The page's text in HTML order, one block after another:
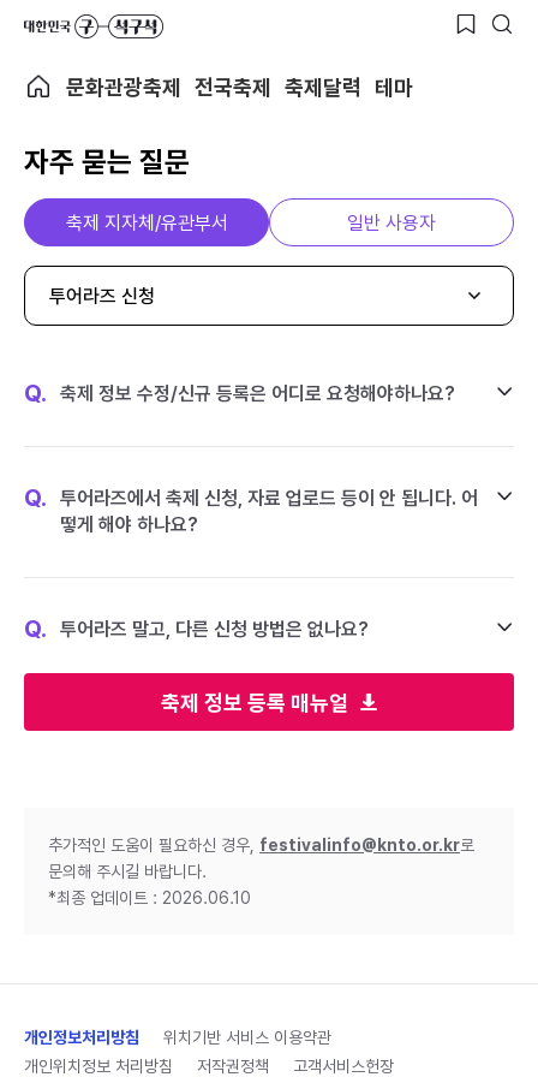
문화관광축제 전국축제 축제달력 테마
자주 묻는 질문
축제 정보 등록 매뉴얼
축제 지자체/유관부서 일반 사용자
투어라즈 신청
Q. 축제 정보 수정/신규 등록은 어디로 요청해야하나요?
Q.
투어라즈에서 축제 신청, 자료 업로드 등이 안 됩니다. 어
떻게 해야 하나요?
Q. 투어라즈 말고, 다른 신청 방법은 없나요?
추가적인 도움이 필요하신 경우, festivalinfo@knto.or.kr로
문의해 주시길 바랍니다.
*최종 업데이트 : 2026.06.10
개인정보처리방침
위치기반 서비스 이용약관
개인위치정보 처리방침
저작권정책 고객서비스헌장